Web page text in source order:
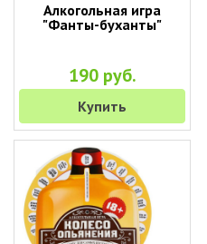
Алкогольная игра
"Фанты-буханты"
190 руб.
Купить